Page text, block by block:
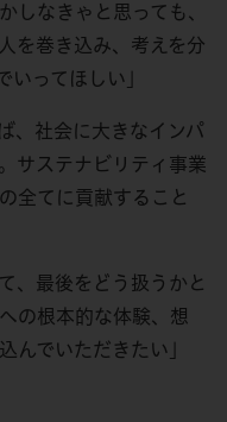
しなきゃと思っても、
を巻き込み、考えを分
いってほしい」
、社会に大きなインパ
サステナビリティ事業
全てに貢献すること
、最後をどう扱うかと
の根本的な体験、想
んでいただきたい」